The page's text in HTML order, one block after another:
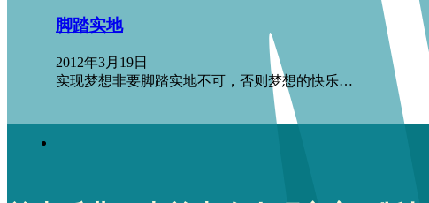
脚踏实地
2012年3月19日
实现梦想非要脚踏实地不可，否则梦想的快乐…